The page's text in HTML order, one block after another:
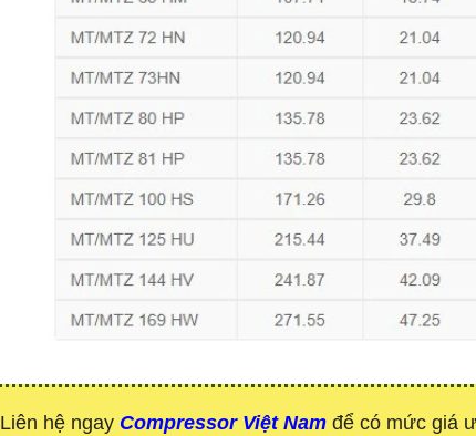
Liên hệ ngay Compressor Việt Nam để có mức giá